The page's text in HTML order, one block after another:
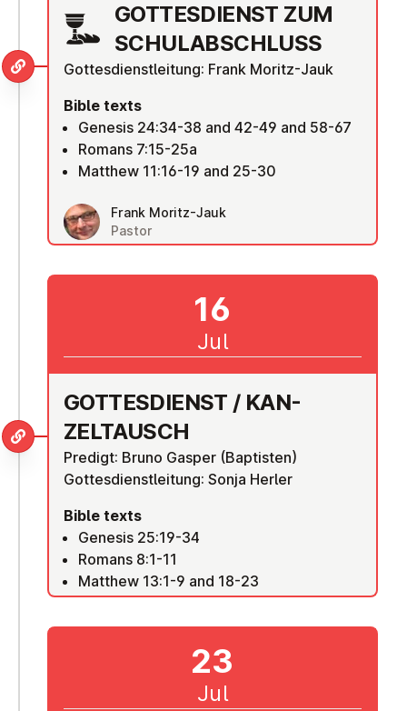
GOTTES­DI­ENST ZUM
SCHULAB­SCHLUSS
Gottesdienstleitung: Frank Moritz-Jauk
Bible texts
Genesis 24:34-38 and 42-49 and 58-67
Romans 7:15-25a
Matthew 11:16-19 and 25-30
Frank Moritz-Jauk
Pastor
GOTTES­DI­ENST / KAN­
ZELTAUSCH
Predigt: Bruno Gasper (Baptisten)
Gottesdienstleitung: Sonja Herler
Bible texts
Genesis 25:19-34
Romans 8:1-11
Matthew 13:1-9 and 18-23
16
Jul
23
Jul